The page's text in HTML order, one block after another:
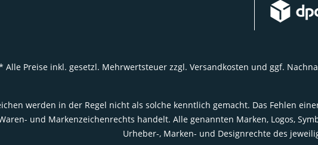
Alle Preise inkl. gesetzl. Mehrwertsteuer zzgl. Versandkosten und ggf.
werden in der Regel nicht als solche kenntlich gemacht. Das Fehlen
und Markenzeichenrechts handelt. Alle genannten Marken, Logos,
Urheber-, Marken- und Designrechte des